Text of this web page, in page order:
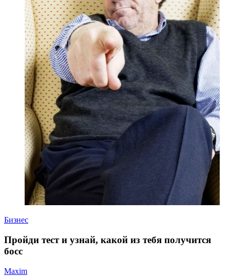
Бизнес
Пройди тест и узнай, какой из тебя получится
босс
Maxim